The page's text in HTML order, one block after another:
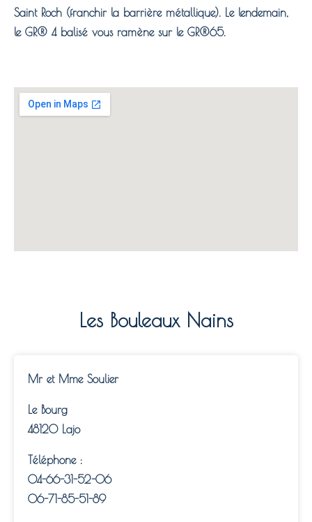
Saint Roch (franchir la barrière métallique). Le lendemain,
le GR® 4 balisé vous ramène sur le GR®65.
Les Bouleaux Nains
Mr et Mme Soulier
Le Bourg
48120 Lajo
Téléphone :
04-66-31-52-06
06-71-85-51-89